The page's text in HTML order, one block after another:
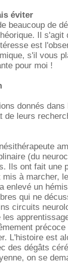
éviter
beaucoup de
Il
est
s'il vous
pour moi !
donnés
de leurs
(du
Ils ont fait une
à marcher,
enlevé un
qui ne
circuits
les
L'histoire est
des dégâts
on se